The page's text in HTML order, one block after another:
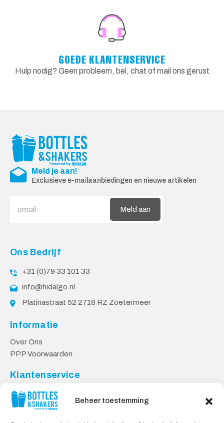
Beheer toestemming
GOEDE KLANTENSERVICE
Hulp nodig? Geen probleem, bel, chat of mail ons gerust
Meld je aan!
Exclusieve e-mailaanbiedingen en nieuwe artikelen
Meld aan
Ons Bedrijf
+31 (0)79 33 101 33
info@hidalgo.nl
Platinastraat 52 2718 RZ Zoetermeer
Informatie
Over Ons
PPP Voorwaarden
Klantenservice
Contact
Levering & Retourneren